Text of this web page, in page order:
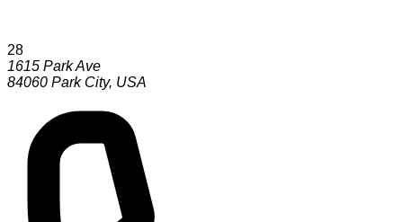
28
1615 Park Ave
84060 Park City, USA